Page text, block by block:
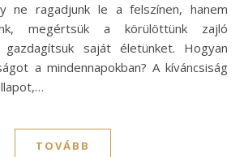
ne ragadjunk le a felszínen, hanem
megértsük a körülöttünk zajló
saját életünket. Hogyan
a mindennapokban? A kíváncsiság
TOVÁBB